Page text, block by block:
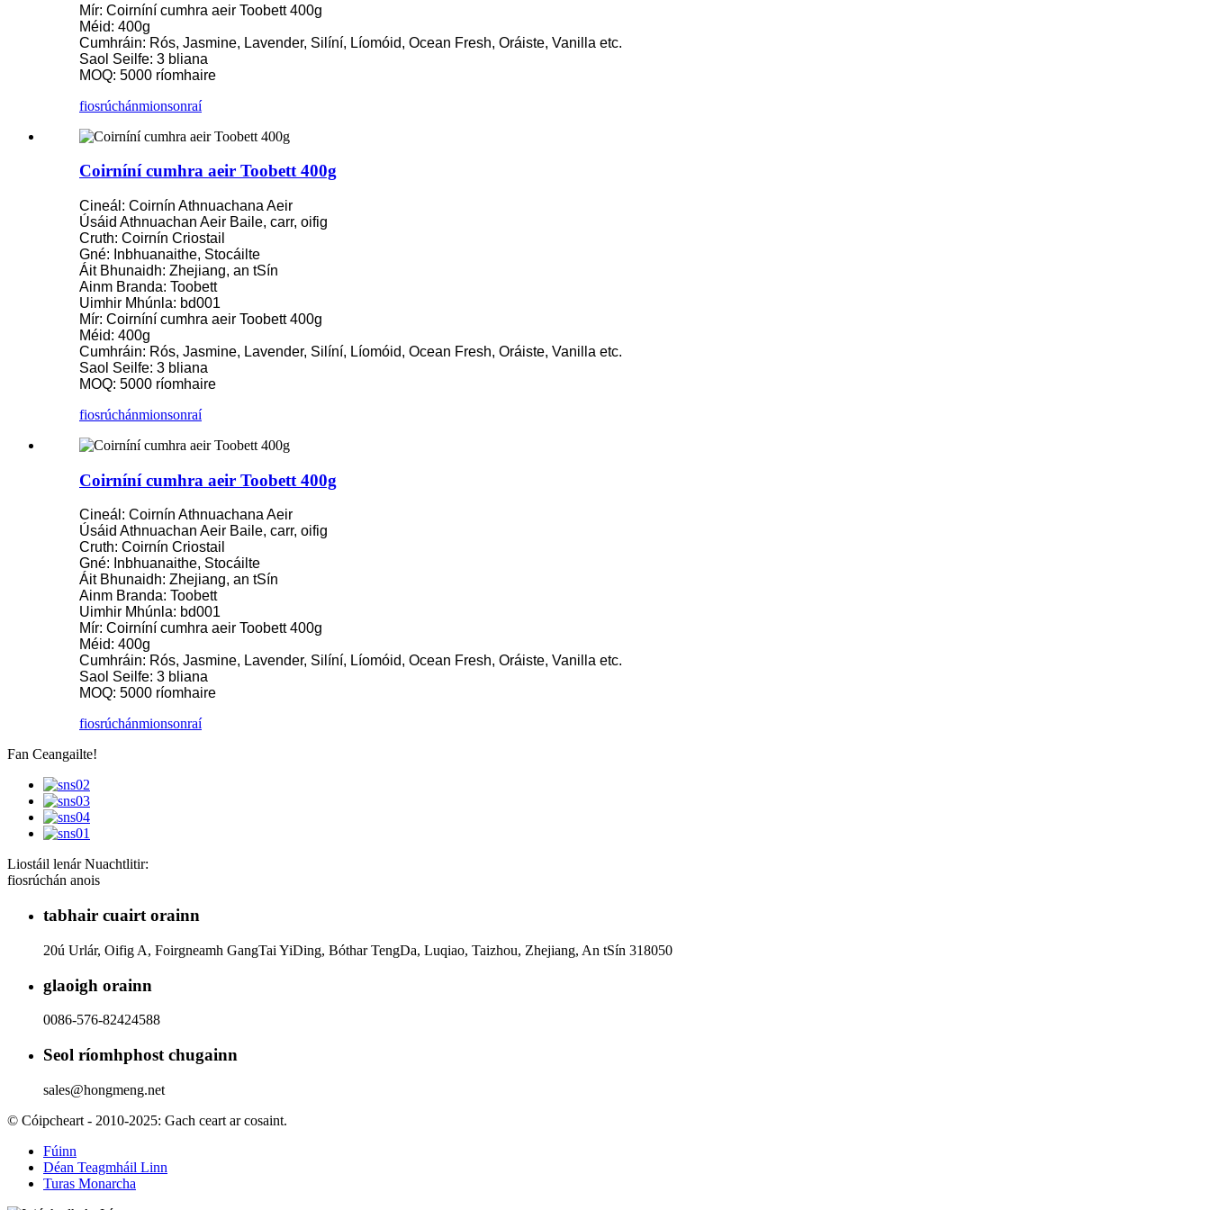
Mír: Coirníní cumhra aeir Toobett 400g
Méid: 400g
Cumhráin: Rós, Jasmine, Lavender, Silíní, Líomóid, Ocean Fresh, Oráiste, Vanilla etc.
Saol Seilfe: 3 bliana
MOQ: 5000 ríomhaire
fiosrúchánmionsonraí
Coirníní cumhra aeir Toobett 400g
Cineál: Coirnín Athnuachana Aeir
Úsáid Athnuachan Aeir Baile, carr, oifig
Cruth: Coirnín Criostail
Gné: Inbhuanaithe, Stocáilte
Áit Bhunaidh: Zhejiang, an tSín
Ainm Branda: Toobett
Uimhir Mhúnla: bd001
Mír: Coirníní cumhra aeir Toobett 400g
Méid: 400g
Cumhráin: Rós, Jasmine, Lavender, Silíní, Líomóid, Ocean Fresh, Oráiste, Vanilla etc.
Saol Seilfe: 3 bliana
MOQ: 5000 ríomhaire
fiosrúchánmionsonraí
Coirníní cumhra aeir Toobett 400g
Cineál: Coirnín Athnuachana Aeir
Úsáid Athnuachan Aeir Baile, carr, oifig
Cruth: Coirnín Criostail
Gné: Inbhuanaithe, Stocáilte
Áit Bhunaidh: Zhejiang, an tSín
Ainm Branda: Toobett
Uimhir Mhúnla: bd001
Mír: Coirníní cumhra aeir Toobett 400g
Méid: 400g
Cumhráin: Rós, Jasmine, Lavender, Silíní, Líomóid, Ocean Fresh, Oráiste, Vanilla etc.
Saol Seilfe: 3 bliana
MOQ: 5000 ríomhaire
fiosrúchánmionsonraí
Fan Ceangailte!
Liostáil lenár Nuachtlitir:
fiosrúchán anois
tabhair cuairt orainn
20ú Urlár, Oifig A, Foirgneamh GangTai YiDing, Bóthar TengDa, Luqiao, Taizhou, Zhejiang, An tSín 318050
glaoigh orainn
0086-576-82424588
Seol ríomhphost chugainn
sales@hongmeng.net
© Cóipcheart - 2010-2025: Gach ceart ar cosaint.
Fúinn
Déan Teagmháil Linn
Turas Monarcha